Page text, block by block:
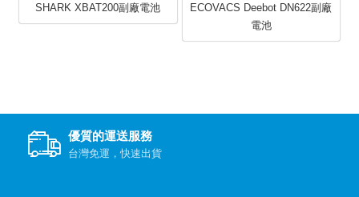
SHARK XBAT200副廠電池
ECOVACS Deebot DN622副廠
電池
優質的運送服務
台灣免運，快速出貨